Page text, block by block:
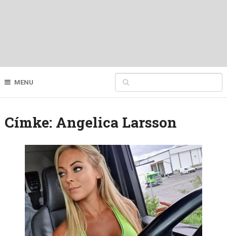
MENU
Címke: Angelica Larsson